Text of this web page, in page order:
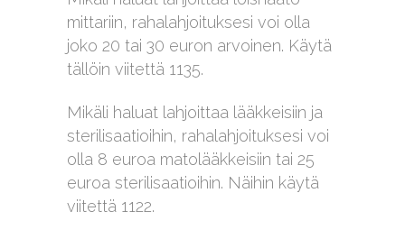
mittariin, rahalahjoituksesi voi olla
joko 20 tai 30 euron arvoinen. Käytä
tällöin viitettä 1135.
Mikäli haluat lahjoittaa lääkkeisiin ja
sterilisaatioihin, rahalahjoituksesi voi
olla 8 euroa matolääkkeisiin tai 25
euroa sterilisaatioihin. Näihin käytä
viitettä 1122.